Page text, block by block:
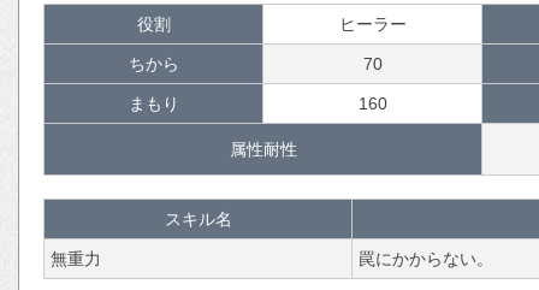
役割 ヒーラー
ちから 70
まもり 160
属性耐性
スキル名
無重力 罠にかからない。